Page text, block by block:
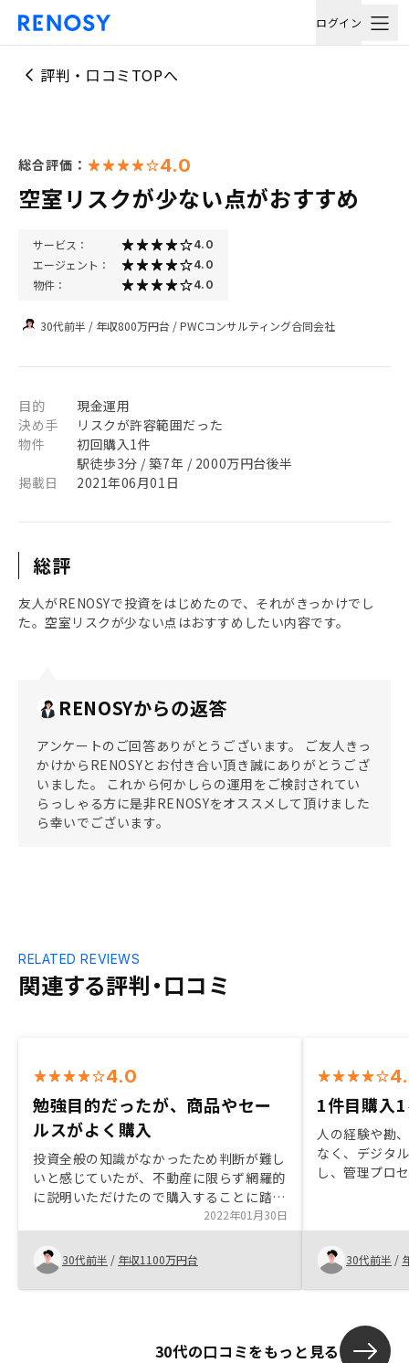
ログイン
評判・口コミTOPへ
総合評価： 4.0
空室リスクが少ない点がおすすめ
サービス： 4.0
エージェント： 4.0
物件： 4.0
30代前半 / 年収800万円台 /PWCコンサルティング合同会社
目的
現金運用
決め手
リスクが許容範囲だった
物件
初回購入1件
駅徒歩3分 / 築7年 / 2000万円台後半
掲載日
2021年06月01日
総評
友人がRENOSYで投資をはじめたので、それがきっかけでし
た。空室リスクが少ない点はおすすめしたい内容です。
RENOSYからの返答
アンケートのご回答ありがとうございます。 ご友人きっ
かけからRENOSYとお付き合い頂き誠にありがとうござ
いました。 これから何かしらの運用をご検討されてい
らっしゃる方に是非RENOSYをオススメして頂けました
ら幸いでございます。
関連する評判・口コミ
RELATED REVIEWS
4.0
勉強目的だったが、商品やセー
ルスがよく購入
投資全般の知識がなかったため判断が難し
いと感じていたが、不動産に限らず網羅的
に説明いただけたので購入することに踏み
切れた。また、リスクについても隠さず説
明いただけ、安心できると感じた。契約に
関しても、夜遅い時間も都合いただくこと
ができたので、仕事終わりでも対応できて
よかった。購入にあたってする必要のある
一元化できてると便利。
2022年01月30日
30代前半 / 年収1100万円台
1件目購入
人の経験や勘
なく、デジタ
し、管理プロ
明会の資料や
信用力、不動
ルの先進性に
行の金利につ
30代前半 /
30代の口コミをもっと見る